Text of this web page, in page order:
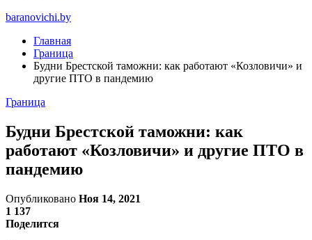
baranovichi.by
Главная
Граница
Будни Брестской таможни: как работают «Козловичи» и
другие ПТО в пандемию
Граница
Будни Брестской таможни: как
работают «Козловичи» и другие ПТО в
пандемию
Опубликовано Ноя 14, 2021
1 137
Поделится